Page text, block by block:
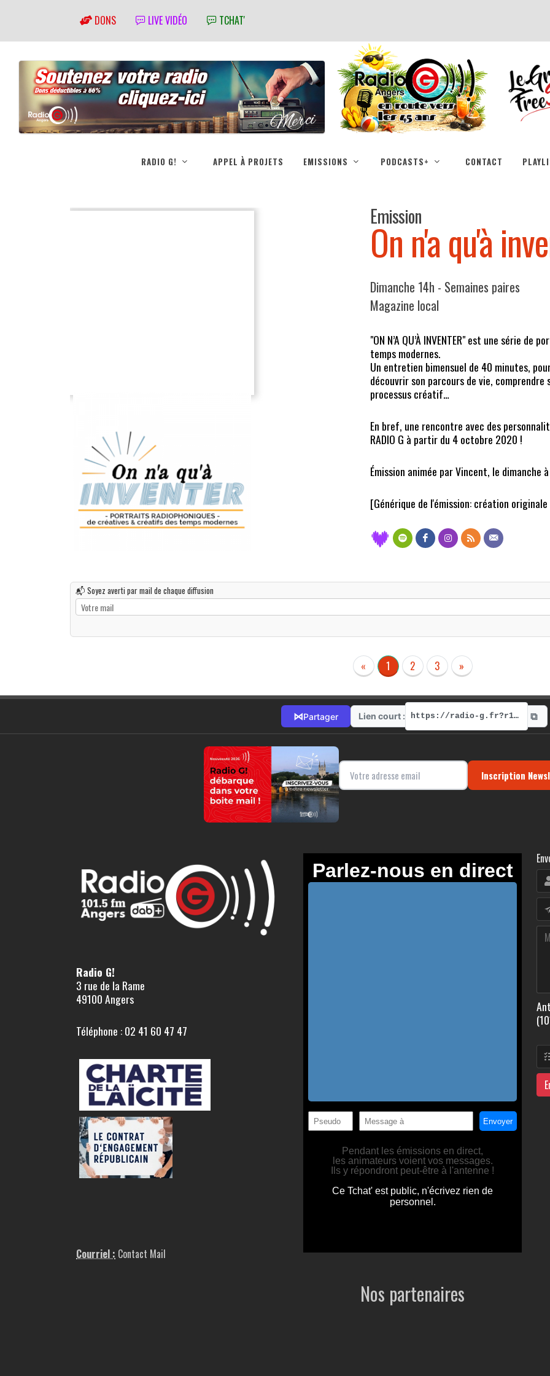
DONS LIVE VIDÉO TCHAT'
RADIO G! APPEL À PROJETS EMISSIONS PODCASTS+ CONTACT
Emission
On n'a qu'à
Dimanche 14h - Semaines paires
Magazine local
"ON N’A QU’À INVENTER" est une série
temps modernes.
Un entretien bimensuel de 40 minutes,
découvrir son parcours de vie,
processus créatif…
En bref, une rencontre avec des
RADIO G à partir du 4 octobre 2020 !
Émission animée par Vincent, le dimanche
[Générique de l'émission: création originale
📬 Soyez averti par mail de chaque diffusion
« 1 2 3 »
⋈Partager Lien court : https://radio-g.fr?r128 ⧉
Inscription
Radio G!
3 rue de la Rame
49100 Angers
Téléphone : 02 41 60 47 47
Courriel : Contact Mail
Nos partenaires